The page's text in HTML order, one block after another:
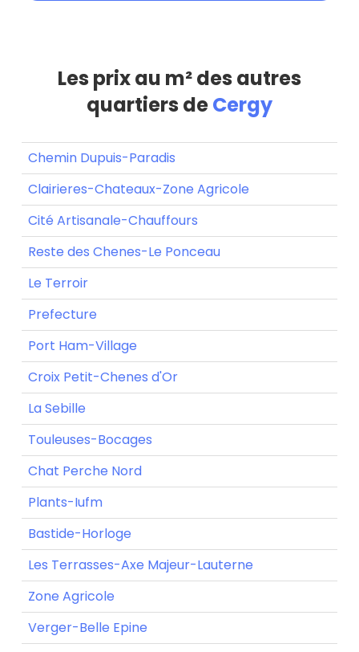
Les prix au m² des autres
quartiers deCergy
Chemin Dupuis-Paradis
Clairieres-Chateaux-Zone Agricole
Cité Artisanale-Chauffours
Reste des Chenes-Le Ponceau
Le Terroir
Prefecture
Port Ham-Village
Croix Petit-Chenes d'Or
La Sebille
Touleuses-Bocages
Chat Perche Nord
Plants-Iufm
Bastide-Horloge
Les Terrasses-Axe Majeur-Lauterne
Zone Agricole
Verger-Belle Epine